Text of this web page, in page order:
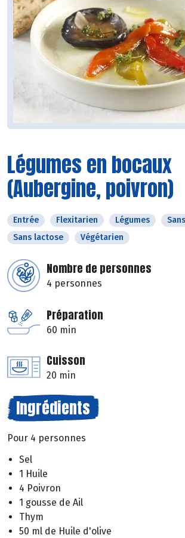
Légumes en bocaux
(Aubergine, poivron)
Entrée Flexitarien Légumes
Sans lactose
Végétarien
Nombre de personnes
4 personnes
Préparation
60 min
Cuisson
20 min
Ingrédients
Pour 4 personnes
Sel
1 Huile
4 Poivron
1 gousse de Ail
Thym
50 ml de Huile d'olive